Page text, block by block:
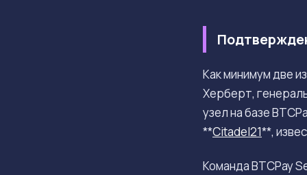
Как минимум две
Херберт,
узел на базе
**Citadel21**,
Команда BTCPay